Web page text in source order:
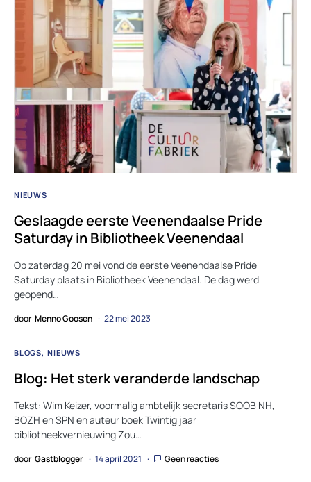
NIEUWS
Geslaagde eerste Veenendaalse Pride
Saturday in Bibliotheek Veenendaal
Op zaterdag 20 mei vond de eerste Veenendaalse Pride
Saturday plaats in Bibliotheek Veenendaal. De dag werd
geopend…
door Menno Goosen 22 mei 2023
BLOGS NIEUWS
Blog: Het sterk veranderde landschap
Tekst: Wim Keizer, voormalig ambtelijk secretaris SOOB NH,
BOZH en SPN en auteur boek Twintig jaar
bibliotheekvernieuwing Zou…
door Gastblogger 14 april 2021 Geen reacties